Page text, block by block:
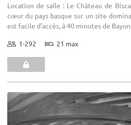
Location de salle : Le Château de
cœur du pays basque sur un site
est facile d'accès, à 40 minutes de
1-292 21 max